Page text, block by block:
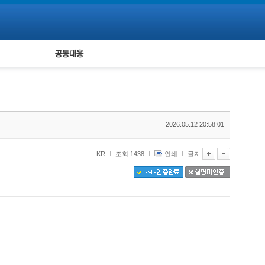
피해자 공동대응
2026.05.12 20:58:01
KR 조회 1438 인쇄 글자